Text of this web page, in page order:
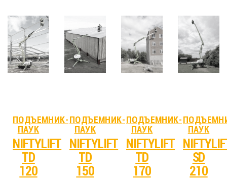
ПОДЪЕМНИК-
ПАУК
NIFTYLIFT
TD
120
ПОДЪЕМНИК-
ПАУК
NIFTYLIFT
TD
150
ПОДЪЕМНИК-
ПАУК
NIFTYLIFT
TD
170
ПАУК
SD
210